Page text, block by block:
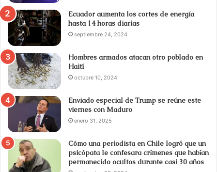
Ecuador aumenta los cortes de energía
hasta 14 horas diarias
septiembre 24, 2024
Hombres armados atacan otro poblado en
Haití
octubre 10, 2024
Enviado especial de Trump se reúne este
viernes con Maduro
enero 31, 2025
Cómo una periodista en Chile logró que un
psicópata le confesara crímenes que habían
permanecido ocultos durante casi 30 años